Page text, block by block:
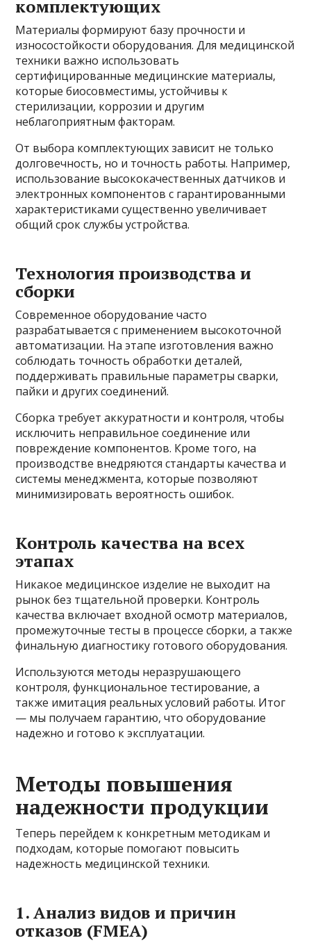
комплектующих
Материалы формируют базу прочности и
износостойкости оборудования. Для медицинской
техники важно использовать
сертифицированные медицинские материалы,
которые биосовместимы, устойчивы к
стерилизации, коррозии и другим
неблагоприятным факторам.
От выбора комплектующих зависит не только
долговечность, но и точность работы. Например,
использование высококачественных датчиков и
электронных компонентов с гарантированными
характеристиками существенно увеличивает
общий срок службы устройства.
Технология производства и
сборки
Современное оборудование часто
разрабатывается с применением высокоточной
автоматизации. На этапе изготовления важно
соблюдать точность обработки деталей,
поддерживать правильные параметры сварки,
пайки и других соединений.
Сборка требует аккуратности и контроля, чтобы
исключить неправильное соединение или
повреждение компонентов. Кроме того, на
производстве внедряются стандарты качества и
системы менеджмента, которые позволяют
минимизировать вероятность ошибок.
Контроль качества на всех
этапах
Никакое медицинское изделие не выходит на
рынок без тщательной проверки. Контроль
качества включает входной осмотр материалов,
промежуточные тесты в процессе сборки, а также
финальную диагностику готового оборудования.
Используются методы неразрушающего
контроля, функциональное тестирование, а
также имитация реальных условий работы. Итог
— мы получаем гарантию, что оборудование
надежно и готово к эксплуатации.
Методы повышения
надежности продукции
Теперь перейдем к конкретным методикам и
подходам, которые помогают повысить
надежность медицинской техники.
1. Анализ видов и причин
отказов (FMEA)